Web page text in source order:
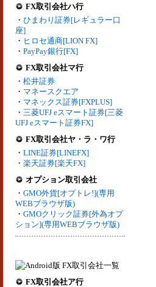
FX取引会社ハ行
・ ひまわり証券[レギュラー口
座]
・ ヒロセ通商[LION FX]
・ PayPay銀行[FX]
FX取引会社マ行
・ 松井証券
・ マネースクエア
・ マネックス証券[FXPLUS]
・ 三菱UFJ eスマート証券[三菱
UFJ eスマート証券FX]
FX取引会社ヤ・ラ・ワ行
・ LINE証券[LINEFX]
・ 楽天証券[楽天FX]
オプション取引会社
・ GMO外貨[オプトレ!](専用
WEBブラウザ版)
・ GMOクリック証券[外為オプ
ション](専用WEBブラウザ版)
FX取引会社ア行